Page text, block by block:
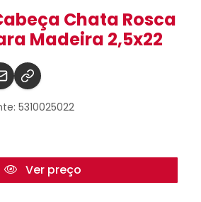
Chata Rosca
Madeira 2,5x22
5310025022
Ver preço